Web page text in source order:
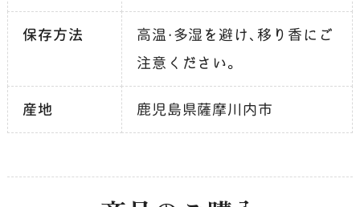
保存方法
高温・多湿を避け、移り香にご
注意ください。
産地 鹿児島県薩摩川内市